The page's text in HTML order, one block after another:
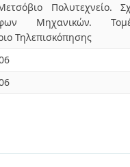
Πολυτεχνείο.
Μηχανικών.
Τηλεπισκόπησης